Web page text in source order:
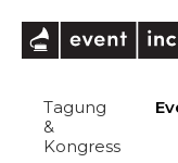
Tagung
&
Kongress